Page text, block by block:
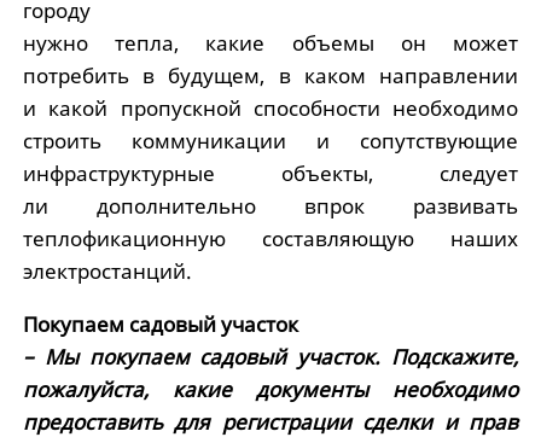
городу
нужно тепла, какие объемы он может
потребить в будущем, в каком направлении
и какой пропускной способности необходимо
строить коммуникации и сопутствующие
инфраструктурные объекты, следует
ли дополнительно впрок развивать
теплофикационную составляющую наших
электростанций.
Покупаем садовый участок
– Мы покупаем садовый участок. Подскажите,
пожалуйста, какие документы необходимо
предоставить для регистрации сделки и прав